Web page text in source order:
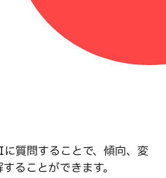
質問することで、傾向、変
ることができます。